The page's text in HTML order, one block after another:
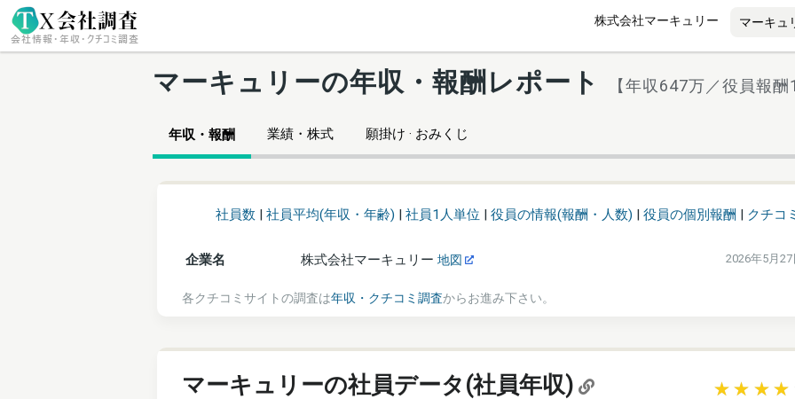
株式会社マーキュリー
マーキュリーの年収・報酬レポート 【年収647万／役員報
年収・報酬 業績・株式 願掛け · おみくじ
社員数 | 社員平均(年収・年齢) | 社員1人単位 | 役員の情報(報酬・人数) | 役員の個別報酬 | クチコ
企業名 株式会社マーキュリー 地図 2026年5月
各クチコミサイトの調査は年収・クチコミ調査からお進み下さい。
マーキュリーの社員データ(社員年収)